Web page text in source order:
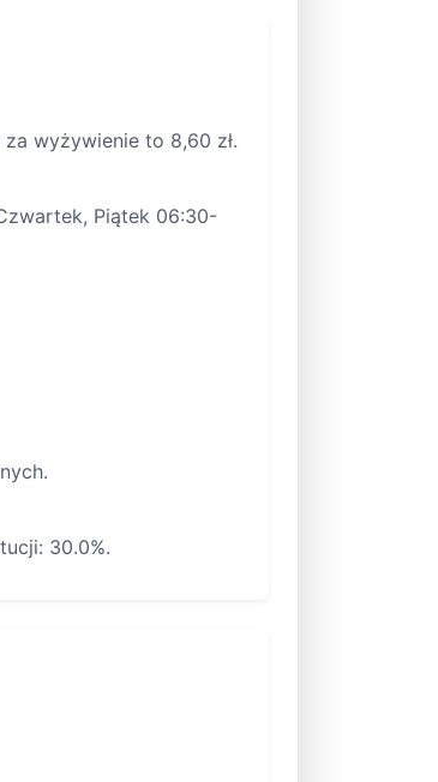
za wyżywienie to 8,60 zł.
Piątek 06:30-
30.0%.